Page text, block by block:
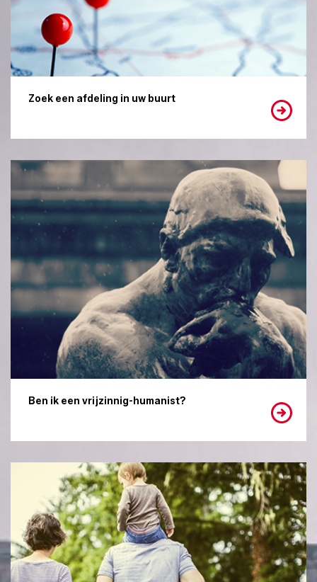
Zoek een afdeling in uw buurt
Ben ik een vrijzinnig-humanist?